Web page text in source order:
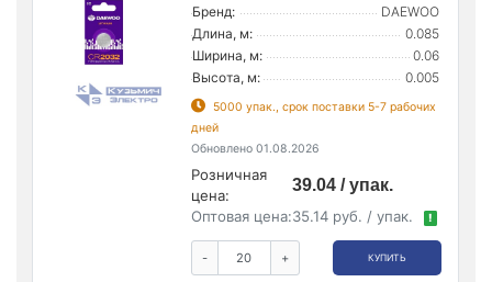
Бренд:
DAEWOO
Длина, м:
0.085
Ширина, м:
0.06
Высота, м:
0.005
5000 упак., срок поставки 5-7 рабочих
дней
Обновлено 01.08.2026
Розничная
цена:
39.04 / упак.
Оптовая цена:35.14 руб. / упак. !
- + КУПИТЬ